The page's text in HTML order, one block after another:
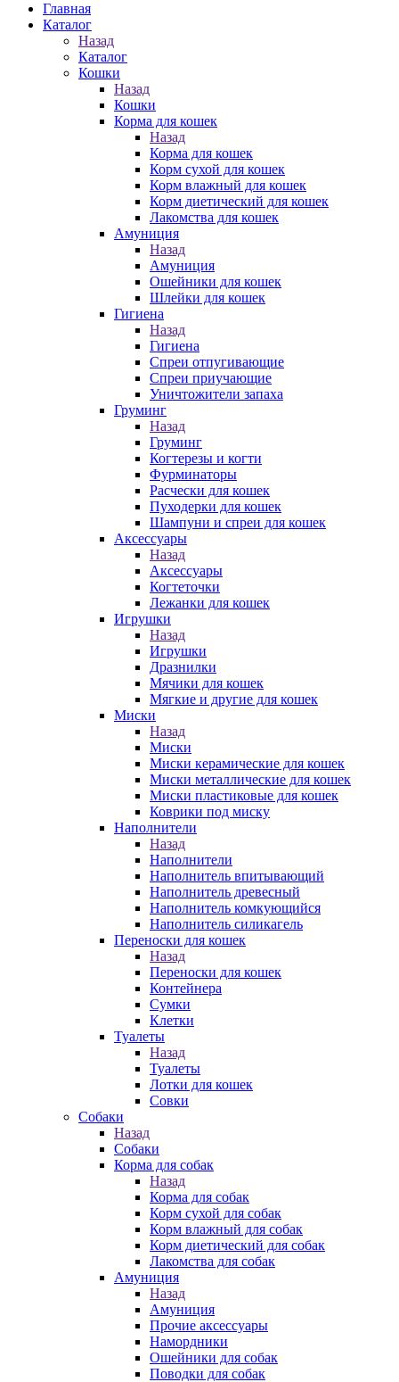
Главная
Каталог
Назад
Каталог
Кошки
Назад
Кошки
Корма для кошек
Назад
Корма для кошек
Корм сухой для кошек
Корм влажный для кошек
Корм диетический для кошек
Лакомства для кошек
Амуниция
Назад
Амуниция
Ошейники для кошек
Шлейки для кошек
Гигиена
Назад
Гигиена
Спреи отпугивающие
Спреи приучающие
Уничтожители запаха
Груминг
Назад
Груминг
Когтерезы и когти
Фурминаторы
Расчески для кошек
Пуходерки для кошек
Шампуни и спреи для кошек
Аксессуары
Назад
Аксессуары
Когтеточки
Лежанки для кошек
Игрушки
Назад
Игрушки
Дразнилки
Мячики для кошек
Мягкие и другие для кошек
Миски
Назад
Миски
Миски керамические для кошек
Миски металлические для кошек
Миски пластиковые для кошек
Коврики под миску
Наполнители
Назад
Наполнители
Наполнитель впитывающий
Наполнитель древесный
Наполнитель комкующийся
Наполнитель силикагель
Переноски для кошек
Назад
Переноски для кошек
Контейнера
Сумки
Клетки
Туалеты
Назад
Туалеты
Лотки для кошек
Совки
Собаки
Назад
Собаки
Корма для собак
Назад
Корма для собак
Корм сухой для собак
Корм влажный для собак
Корм диетический для собак
Лакомства для собак
Амуниция
Назад
Амуниция
Прочие аксессуары
Намордники
Ошейники для собак
Поводки для собак